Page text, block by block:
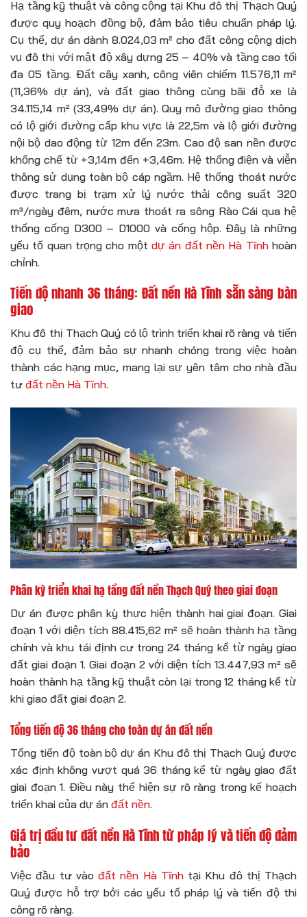
Hạ tầng kỹ thuật và công cộng tại Khu đô thị Thạch Quý
được quy hoạch đồng bộ, đảm bảo tiêu chuẩn pháp lý.
Cụ thể, dự án dành 8.024,03 m² cho đất công cộng dịch
vụ đô thị với mật độ xây dựng 25 – 40% và tầng cao tối
đa 05 tầng. Đất cây xanh, công viên chiếm 11.576,11 m²
(11,36% dự án), và đất giao thông cùng bãi đỗ xe là
34.115,14 m² (33,49% dự án). Quy mô đường giao thông
có lộ giới đường cấp khu vực là 22,5m và lộ giới đường
nội bộ dao động từ 12m đến 23m. Cao độ san nền được
khống chế từ +3,14m đến +3,46m. Hệ thống điện và viễn
thông sử dụng toàn bộ cáp ngầm. Hệ thống thoát nước
được trang bị trạm xử lý nước thải công suất 320
m³/ngày đêm, nước mưa thoát ra sông Rào Cái qua hệ
thống cống D300 – D1000 và cống hộp. Đây là những
yếu tố quan trọng cho một dự án đất nền Hà Tĩnhhoàn
chỉnh.
Tiến độ nhanh 36 tháng: Đất nền Hà Tĩnh sẵn sàng bàn
giao
Khu đô thị Thạch Quý có lộ trình triển khai rõ ràng và tiến
độ cụ thể, đảm bảo sự nhanh chóng trong việc hoàn
thành các hạng mục, mang lại sự yên tâm cho nhà đầu
tư đất nền Hà Tĩnh.
Phân kỳ triển khai hạ tầng đất nền Thạch Quý theo giai đoạn
Dự án được phân kỳ thực hiện thành hai giai đoạn. Giai
đoạn 1 với diện tích 88.415,62 m² sẽ hoàn thành hạ tầng
chính và khu tái định cư trong 24 tháng kể từ ngày giao
đất giai đoạn 1. Giai đoạn 2 với diện tích 13.447,93 m² sẽ
hoàn thành hạ tầng kỹ thuật còn lại trong 12 tháng kể từ
khi giao đất giai đoạn 2.
Tổng tiến độ 36 tháng cho toàn dự án đất nền
Tổng tiến độ toàn bộ dự án Khu đô thị Thạch Quý được
xác định không vượt quá 36 tháng kể từ ngày giao đất
giai đoạn 1. Điều này thể hiện sự rõ ràng trong kế hoạch
triển khai của dự án đất nền.
Giá trị đầu tư đất nền Hà Tĩnh từ pháp lý và tiến độ đảm
bảo
Việc đầu tư vào đất nền Hà Tĩnhtại Khu đô thị Thạch
Quý được hỗ trợ bởi các yếu tố pháp lý và tiến độ thi
công rõ ràng.